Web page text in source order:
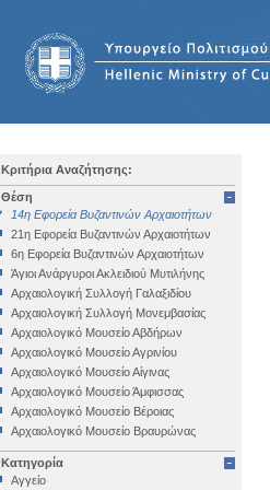
Κριτήρια Αναζήτησης:
Θέση
14η Εφορεία Βυζαντινών Αρχαιοτήτων
21η Εφορεία Βυζαντινών Αρχαιοτήτων
6η Εφορεία Βυζαντινών Αρχαιοτήτων
Άγιοι Ανάργυροι Ακλειδιού Μυτιλήνης
Αρχαιολογική Συλλογή Γαλαξιδίου
Αρχαιολογική Συλλογή Μονεμβασίας
Αρχαιολογικό Μουσείο Αβδήρων
Αρχαιολογικό Μουσείο Αγρινίου
Αρχαιολογικό Μουσείο Αίγινας
Αρχαιολογικό Μουσείο Άμφισσας
Αρχαιολογικό Μουσείο Βέροιας
Αρχαιολογικό Μουσείο Βραυρώνας
Αρχαιολογικό Μουσείο Δελφών
Αρχαιολογικό Μουσείο Ηγουμενίτσας
Κατηγορία
Αγγείο